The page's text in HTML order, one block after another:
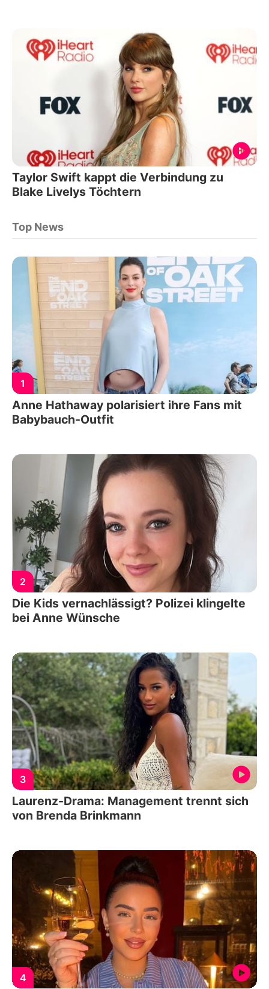
Taylor Swift kappt die Verbindung zu
Blake Livelys Töchtern
Top News
1
Anne Hathaway polarisiert ihre Fans mit
Babybauch-Outfit
2
Die Kids vernachlässigt? Polizei klingelte
bei Anne Wünsche
3
Laurenz-Drama: Management trennt sich
von Brenda Brinkmann
4